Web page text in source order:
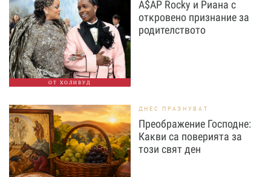
ОТ ХОЛИВУД
A$AP Rocky и Риана с
откровено признание за
родителството
ДНЕС ПРАЗНУВАТ
Преображение Господне:
Какви са поверията за
този свят ден